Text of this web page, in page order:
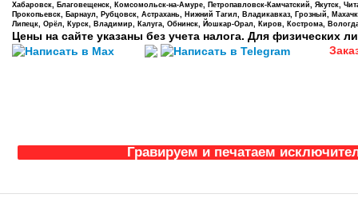
Хабаровск, Благовещенск, Комсомольск-на-Амуре, Петропавловск-Камчатский, Якутск,
Прокопьевск, Барнаул, Рубцовск, Астрахань, Нижний Тагил, Владикавказ, Грозный,
Липецк, Орёл, Курск, Владимир, Калуга, Обнинск, Йошкар-Орал, Киров, Кострома,
Цены на сайте указаны без учета налога. Для физических
Гравируем и печатаем